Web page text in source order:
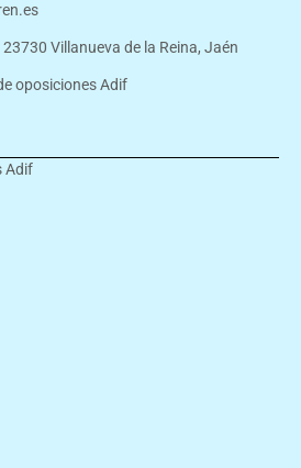
23730 Villanueva de la Reina, Jaén
oposiciones Adif
Adif